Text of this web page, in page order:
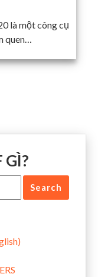
là một công cụ
quen…
GÌ?